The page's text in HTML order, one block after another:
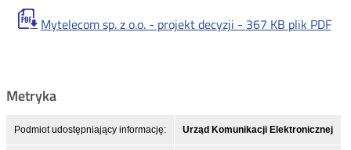
Mytelecom sp. z o.o. - projekt decyzji - 367 KB plik PDF
Metryka
Podmiot udostępniający informację: Urząd Komunikacji Elektronicznej